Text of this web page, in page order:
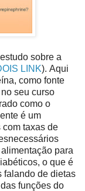
sobre a
LINK). Aqui
como fonte
seu curso
como o
é um
taxas de
para
o que é
falando de dietas
funções do